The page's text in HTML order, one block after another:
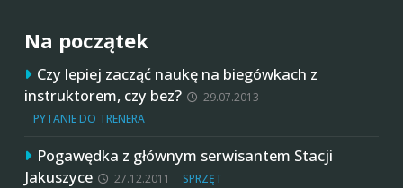
Na początek
Czy lepiej zacząć naukę na biegówkach z
instruktorem, czy bez?
29.07.2013
PYTANIE DO TRENERA
Pogawędka z głównym serwisantem Stacji
Jakuszyce
27.12.2011 SPRZĘT